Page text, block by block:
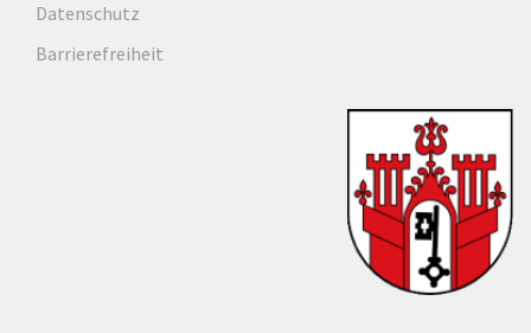
Datenschutz
Barrierefreiheit